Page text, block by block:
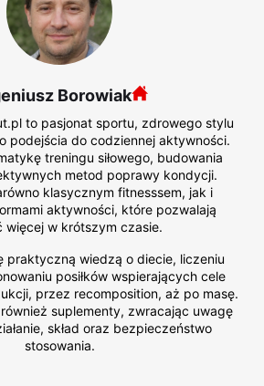
Borowiak
to pasjonat sportu, zdrowego stylu
podejścia do codziennej aktywności.
treningu siłowego, budowania
metod poprawy kondycji.
klasycznym fitnesssem, jak i
aktywności, które pozwalają
więcej w krótszym czasie.
praktyczną wiedzą o diecie, liczeniu
posiłków wspierających cele
przez recomposition, aż po masę.
suplementy, zwracając uwagę
skład oraz bezpieczeństwo
stosowania.